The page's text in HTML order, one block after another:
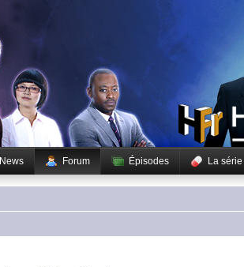
News Forum Épisodes La série